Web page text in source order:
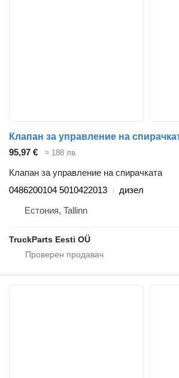
95,97 € ≈ 188 лв.
Клапан за управление на спирачката
0486200104 5010422013
дизел
Естония, Tallinn
TruckParts Eesti OÜ